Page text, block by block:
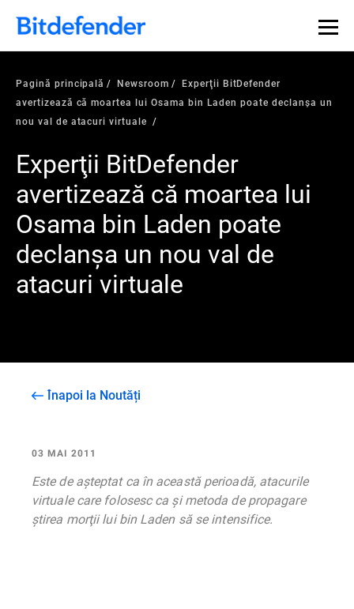
Pagină principală Newsroom
Experţii BitDefender
avertizează că moartea lui Osama bin Laden poate declanşa un
nou val de atacuri virtuale
Experţii BitDefender
avertizează că moartea lui
Osama bin Laden poate
declanşa un nou val de
atacuri virtuale
Înapoi la Noutăți
03 MAI 2011
Este de aşteptat ca în această perioadă, atacurile
virtuale care folosesc ca şi metoda de propagare
ştirea morţii lui bin Laden să se intensifice.